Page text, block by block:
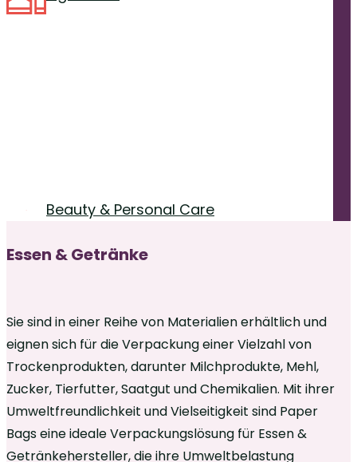
Beauty & Personal Care
Essen & Getränke
Sie sind in einer Reihe von Materialien erhältlich und
eignen sich für die Verpackung einer Vielzahl von
Trockenprodukten, darunter Milchprodukte, Mehl,
Zucker, Tierfutter, Saatgut und Chemikalien. Mit ihrer
Umweltfreundlichkeit und Vielseitigkeit sind Paper
Bags eine ideale Verpackungslösung für Essen &
Getränkehersteller, die ihre Umweltbelastung